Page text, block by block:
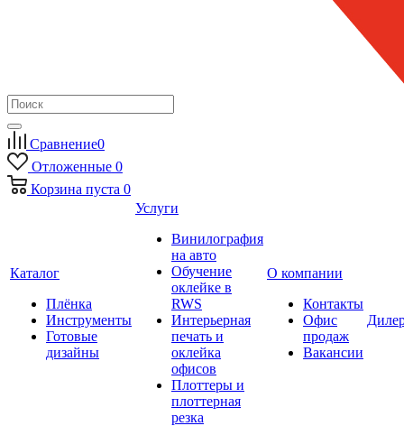
Сравнение0
Отложенные 0
Корзина пуста 0
Каталог
Плёнка
Инструменты
Готовые
дизайны
Услуги
Винилография
на авто
Обучение
оклейке в
RWS
Интерьерная
печать и
оклейка
офисов
Плоттеры и
плоттерная
резка
О компании
Контакты
Офис
продаж
Вакансии